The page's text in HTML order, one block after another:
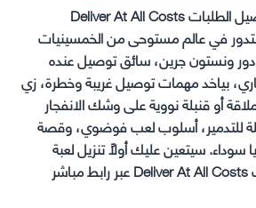
تحميل لعبة محاكي توصيل الطلبات Deliver At All Costs
بتدور في عالم مستوحى من الخمسينيات
دور ونستون جرين، سائق توصيل عنده
بياخد مهمات توصيل غريبة وخطرة، زي
أو قنبلة نووية على وشك الانفجار
للتدمير، أسلوب لعب فوضوي، وقصة
سيتعين عليك أولاً تنزيل لعبة
محاكي توصيل الطلبات Deliver At All Costs عبر رابط مباشر